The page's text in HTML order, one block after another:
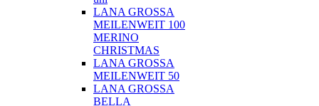
LANA GROSSA
MEILENWEIT 100
MERINO
CHRISTMAS
LANA GROSSA
MEILENWEIT 50
LANA GROSSA
BELLA